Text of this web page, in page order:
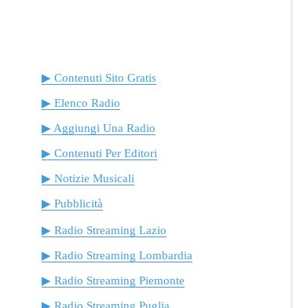
▶ Contenuti Sito Gratis
▶ Elenco Radio
▶ Aggiungi Una Radio
▶ Contenuti Per Editori
▶ Notizie Musicali
▶ Pubblicità
▶ Radio Streaming Lazio
▶ Radio Streaming Lombardia
▶ Radio Streaming Piemonte